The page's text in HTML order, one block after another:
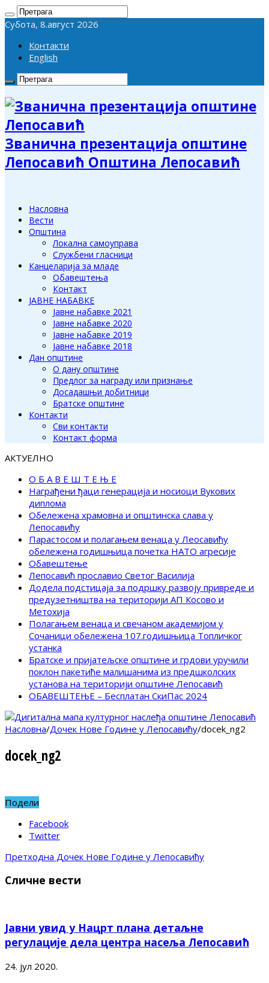
Субота, 8.август 2026
Контакти
English
Званична презентација општине
Лепосавић Општина Лепосавић
Насловна
Вести
Општина
Локална самоуправа
Службени гласници
Канцеларија за младе
Обавештења
Контакт
ЈАВНЕ НАБАВКЕ
Јавне набавке 2021
Јавне набавке 2020
Јавне набавке 2019
Јавне набавке 2018
Дан општине
О дану општине
Предлог за награду или признање
Досадашњи добитници
Братске општине
Контакти
Сви контакти
Контакт форма
АКТУЕЛНО
О Б А В Е Ш Т Е Њ Е
Награђени ђаци генерација и носиоци Вукових
диплома
Обележена храмовна и општинска слава у
Лепосавићу
Парастосом и полагањем венаца у Леосавићу
обележена годишњица почетка НАТО агресије
Обавештење
Лепосавић прославио Светог Василија
Додела подстицаја за подршку развоју привреде и
предузетништва на територији АП Косово и
Метохија
Полагањем венаца и свечаном академијом у
Сочаници обележена 107.годишњица Топличког
устанка
Братске и пријатељске општине и грдови уручили
поклон пакетиће малишанима из предшколских
установа на територији општине Лепосавић
ОБАВЕШТЕЊЕ – Бесплатан СкиПас 2024
Насловна/Дочек Нове Године у Лепосавићу/docek_ng2
docek_ng2
Подели
Facebook
Twitter
Претходна Дочек Нове Године у Лепосавићу
Сличне вести
Јавни увид у Нацрт плана детаљне
регулације дела центра насеља Лепосавић
24. јул 2020.